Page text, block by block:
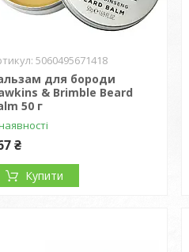
5060495671418
для бороди
& Brimble Beard
50 г
₴
Купити